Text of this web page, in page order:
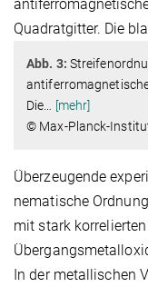
Abb. 3:
Die… [mehr]
© Max-Planck-
Überzeugende
nematische
mit stark
In der metallischen